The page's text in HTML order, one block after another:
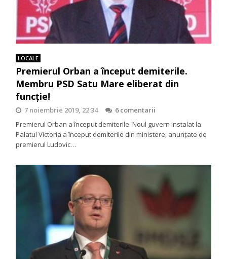
LOCALE
Premierul Orban a început demiterile.
Membru PSD Satu Mare eliberat din
funcţie!
7 noiembrie 2019, 22:34
6 comentarii
Premierul Orban a început demiterile. Noul guvern instalat la
Palatul Victoria a început demiterile din ministere, anunțate de
premierul Ludovic…